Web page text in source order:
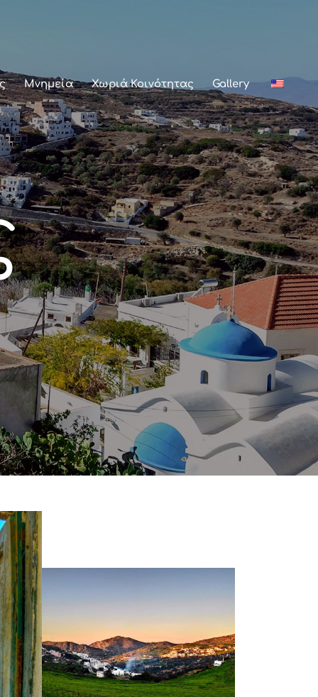
Μνημεία Χωριά Κοινότητας Gallery